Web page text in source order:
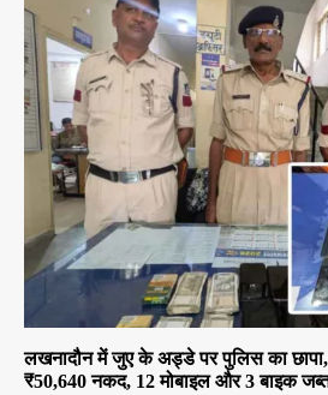
लखनादौन में जुए के अड्डे पर पुलिस का छापा,
₹50,640 नकद, 12 मोबाइल और 3 बाइक